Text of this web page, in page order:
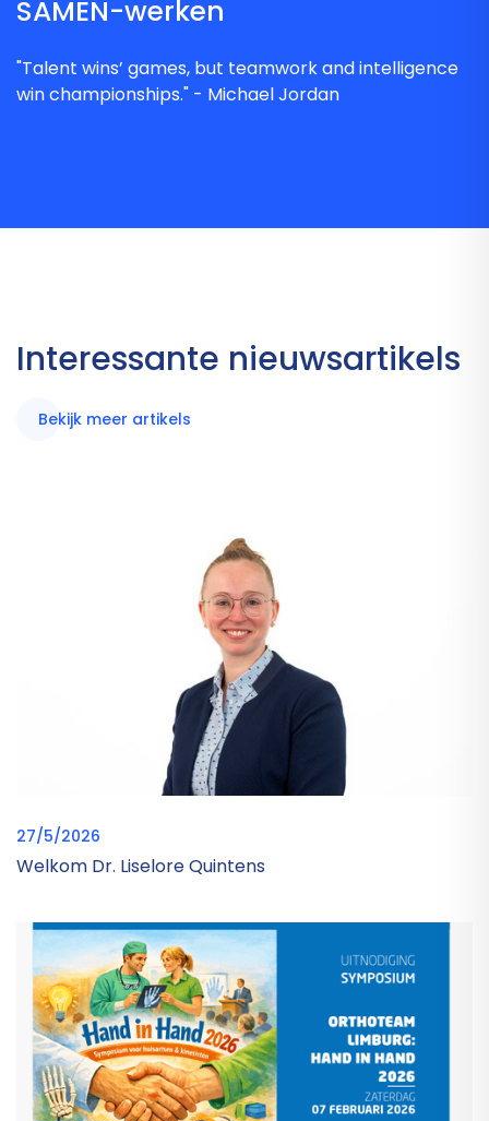
SAMEN-werken
"Talent wins’ games, but teamwork and intelligence
win championships." - Michael Jordan
Interessante nieuwsartikels
Bekijk meer artikels
27/5/2026
Welkom Dr. Liselore Quintens